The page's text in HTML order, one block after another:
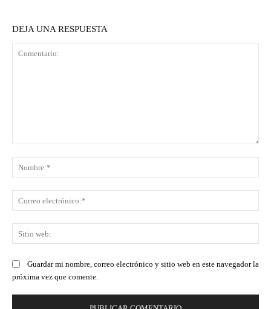
DEJA UNA RESPUESTA
Guardar mi nombre, correo electrónico y sitio web en este navegador la
próxima vez que comente.